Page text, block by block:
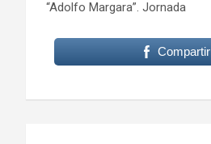
“Adolfo Margara”. Jornada